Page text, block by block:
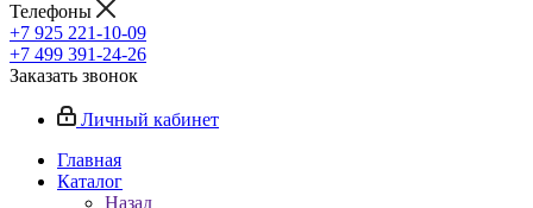
Телефоны
+7 925 221-10-09
+7 499 391-24-26
Заказать звонок
Личный кабинет
Главная
Каталог
Назад